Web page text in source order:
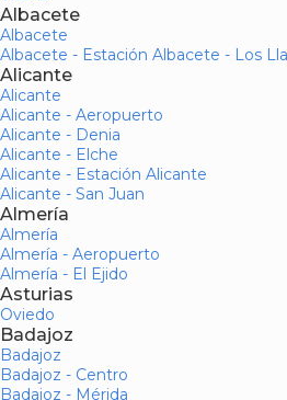
Albacete
Albacete
Albacete - Estación Albacete - Los
Alicante
Alicante
Alicante - Aeropuerto
Alicante - Denia
Alicante - Elche
Alicante - Estación Alicante
Alicante - San Juan
Almería
Almería
Almería - Aeropuerto
Almería - El Ejido
Asturias
Oviedo
Badajoz
Badajoz
Badajoz - Centro
Badajoz - Mérida